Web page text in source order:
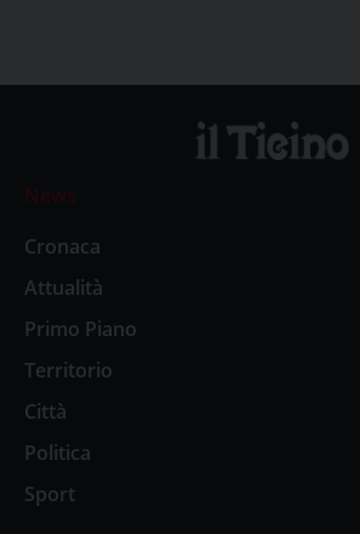
News
Cronaca
Attualità
Primo Piano
Territorio
Città
Politica
Sport